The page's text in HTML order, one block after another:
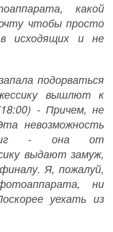
какой
чтобы просто
исходящих и не
подорваться
вышлют к
- Причем, не
невозможность
- она от
выдают замуж,
Я, пожалуй,
ни
уехать из